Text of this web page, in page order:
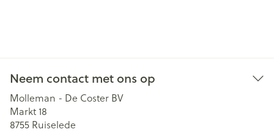
Neem contact met ons op
Molleman - De Coster BV
Markt 18
8755 Ruiselede